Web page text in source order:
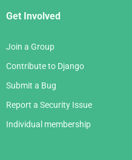
Get Involved
Join a Group
Contribute to Django
Submit a Bug
Report a Security Issue
Individual membership